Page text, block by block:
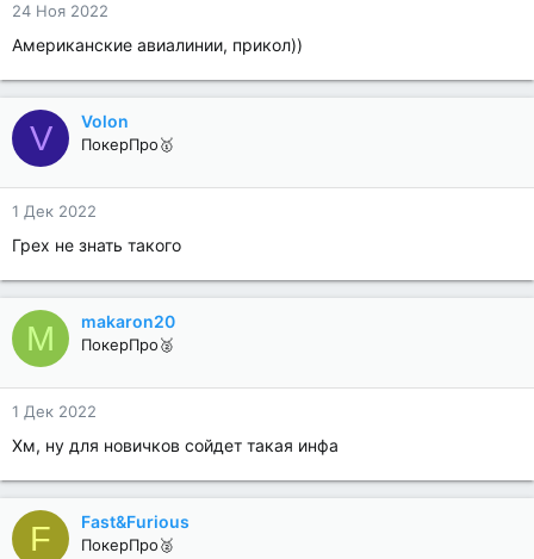
24 Ноя 2022
Американские авиалинии, прикол))
V Volon
ПокерПро🥇
1 Дек 2022
Грех не знать такого
M makaron20
ПокерПро🥈
1 Дек 2022
Хм, ну для новичков сойдет такая инфа
F Fast&Furious
ПокерПро🥈